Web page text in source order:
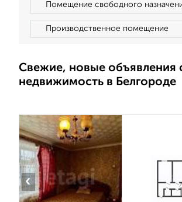
Помещение свободного
Производственное помещение
Свежие, новые
недвижимость в Белгороде
‹